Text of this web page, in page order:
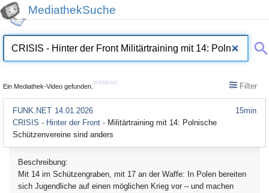
MediathekSuche
Ein Mediathek-Video gefunden.
erklären Filter
15min
FUNK.NET 14.01.2026
CRISIS - Hinter der Front - Militärtraining mit 14: Polnische
Schützenvereine sind anders
Beschreibung:
Mit 14 im Schützengraben, mit 17 an der Waffe: In Polen bereiten
sich Jugendliche auf einen möglichen Krieg vor – und machen